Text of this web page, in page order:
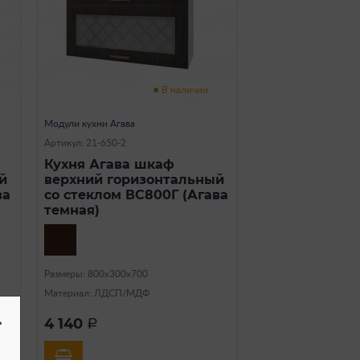
В наличии
Модули кухни Агава
Артикул: 21-650-2
Кухня Агава шкаф
верхний горизонтальный
со стеклом ВС800Г (Агава
темная)
Размеры: 800х300х700
Материал: ЛДСП/МДФ
4 140 a